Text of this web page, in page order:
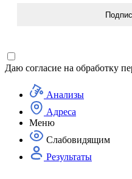
Даю согласие на обработку
Анализы
Адреса
Меню
Слабовидящим
Результаты